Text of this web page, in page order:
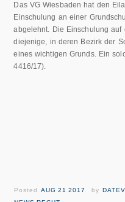
Das VG Wiesbaden hat den
Einschulung an einer
abgelehnt. Die Einschulung
diejenige, in deren Bezirk der
eines wichtigen Grunds. Ein
4416/17).
PostedAUG 21 2017 by